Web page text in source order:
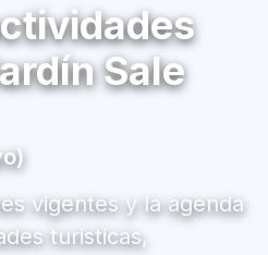
Sale
vigentes y la agenda
turisticas,